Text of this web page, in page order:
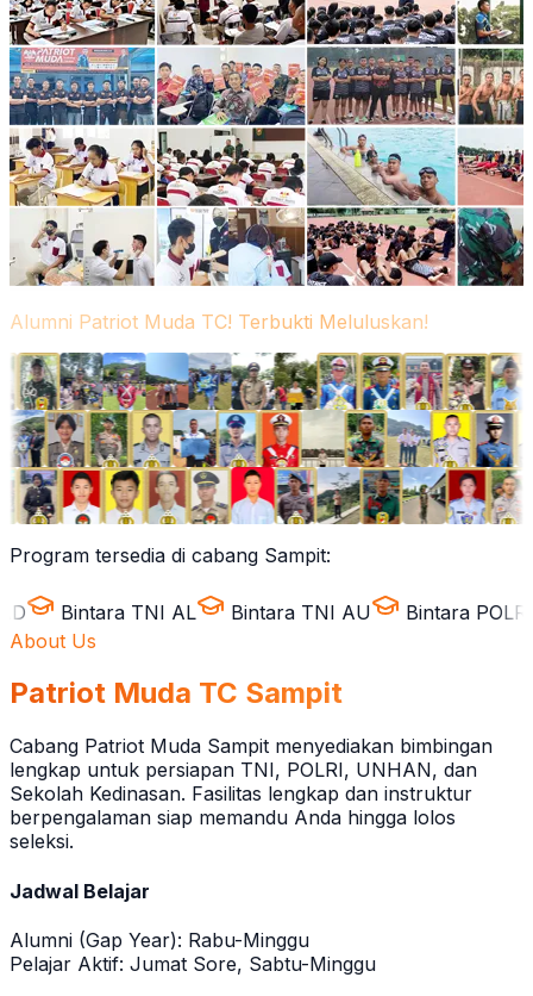
Alumni Patriot Muda TC! Terbukti Meluluskan!
Program tersedia di cabang Sampit:
TNI AL Bintara TNI AU Bintara POLRI
About Us
Patriot Muda TC Sampit
Cabang Patriot Muda Sampit menyediakan bimbingan
lengkap untuk persiapan TNI, POLRI, UNHAN, dan
Sekolah Kedinasan. Fasilitas lengkap dan instruktur
berpengalaman siap memandu Anda hingga lolos
seleksi.
Jadwal Belajar
Alumni (Gap Year): Rabu-Minggu
Pelajar Aktif: Jumat Sore, Sabtu-Minggu